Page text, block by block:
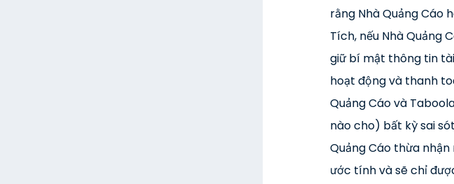
rằng Nhà Quảng Cáo
Tích, nếu Nhà Quảng
giữ bí mật thông tin
hoạt động và thanh
Quảng Cáo và
nào cho) bất kỳ sai
Quảng Cáo thừa
ước tính và sẽ chỉ